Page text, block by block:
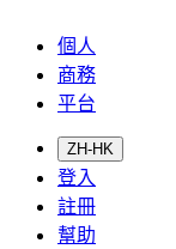
個人
商務
平台
ZH-HK
登入
註冊
幫助